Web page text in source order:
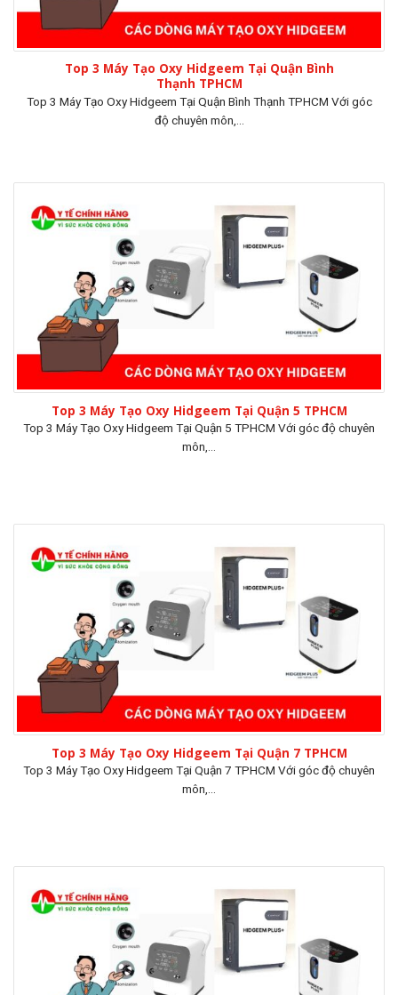
Top 3 Máy Tạo Oxy Hidgeem Tại Quận Bình
Thạnh TPHCM
Top 3 Máy Tạo Oxy Hidgeem Tại Quận Bình Thạnh TPHCM Với góc
độ chuyên môn,...
Top 3 Máy Tạo Oxy Hidgeem Tại Quận 5 TPHCM
Top 3 Máy Tạo Oxy Hidgeem Tại Quận 5 TPHCM Với góc độ chuyên
môn,...
Top 3 Máy Tạo Oxy Hidgeem Tại Quận 7 TPHCM
Top 3 Máy Tạo Oxy Hidgeem Tại Quận 7 TPHCM Với góc độ chuyên
môn,...